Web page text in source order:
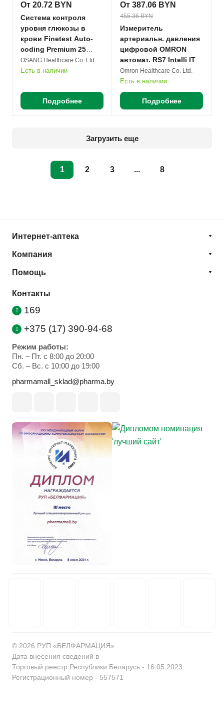
От 20.72 BYN
Система контроля
уровня глюкозы в
крови Finetest Auto-
coding Premium 25
тест-полосок в
комплекте №1
OSANG Healthcare Co. Ltd.
Есть в наличии
Подробнее
От 387.06 BYN
455.36 BYN
Измеритель
артериальн. давления
цифровой OMRON
автомат. RS7 Intelli IT
(HEM-6232T-E) на
запястье №1
Omron Healthcare Co. Ltd.
Есть в наличии
Подробнее
Загрузить еще
1 2 3 ... 8
Интернет-аптека
Компания
Помощь
Контакты
169
+375 (17) 390-94-68
Режим работы:
Пн. – Пт. с 8:00 до 20:00
Cб. – Вс. с 10:00 до 19:00
pharmamall_sklad@pharma.by
© 2026 РУП «БЕЛФАРМАЦИЯ»
Дата внесения сведений в
Торговый реестр Республики Беларусь - 16.05.2023.
Регистрационный номер - 557571